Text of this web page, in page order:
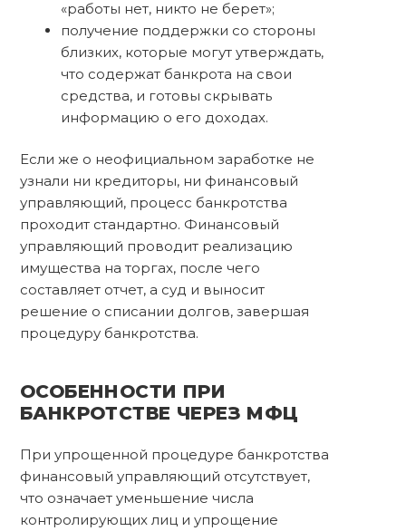
«работы нет, никто не берет»;
получение поддержки со стороны
близких, которые могут утверждать,
что содержат банкрота на свои
средства, и готовы скрывать
информацию о его доходах.
Если же о неофициальном заработке не
узнали ни кредиторы, ни финансовый
управляющий, процесс банкротства
проходит стандартно. Финансовый
управляющий проводит реализацию
имущества на торгах, после чего
составляет отчет, а суд и выносит
решение о списании долгов, завершая
процедуру банкротства.
ОСОБЕННОСТИ ПРИ
БАНКРОТСТВЕ ЧЕРЕЗ МФЦ
При упрощенной процедуре банкротства
финансовый управляющий отсутствует,
что означает уменьшение числа
контролирующих лиц и упрощение